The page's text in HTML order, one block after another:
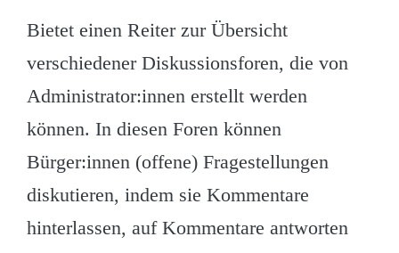
Bietet einen Reiter zur Übersicht
verschiedener Diskussionsforen, die von
Administrator:innen erstellt werden
können. In diesen Foren können
Bürger:innen (offene) Fragestellungen
diskutieren, indem sie Kommentare
hinterlassen, auf Kommentare antworten